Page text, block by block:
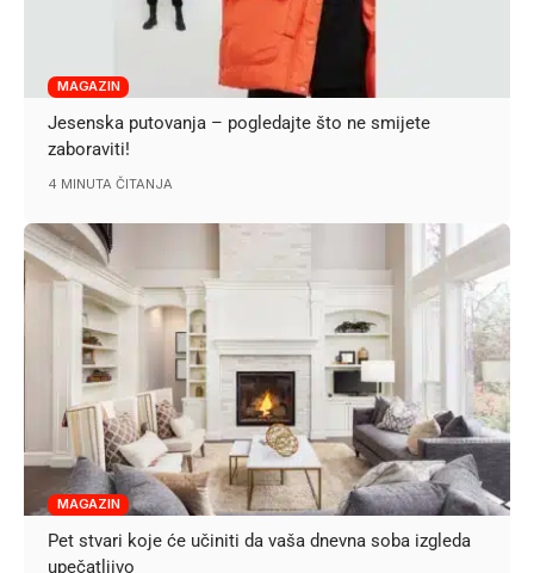
MAGAZIN
Jesenska putovanja – pogledajte što ne smijete
zaboraviti!
4 MINUTA ČITANJA
MAGAZIN
Pet stvari koje će učiniti da vaša dnevna soba izgleda
upečatljivo